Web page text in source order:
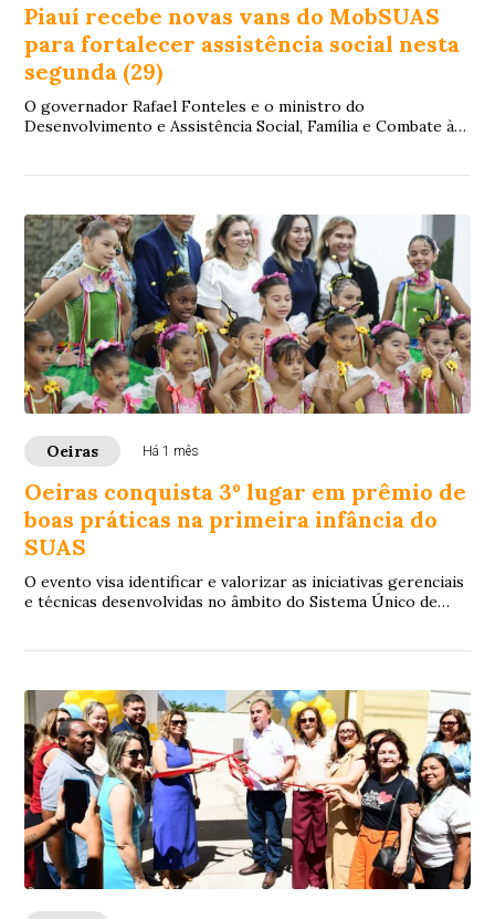
Piauí recebe novas vans do MobSUAS
para fortalecer assistência social nesta
segunda (29)
O governador Rafael Fonteles e o ministro do
Desenvolvimento e Assistência Social, Família e Combate à
Oeiras Há 1 mês
Oeiras conquista 3º lugar em prêmio de
boas práticas na primeira infância do
SUAS
O evento visa identificar e valorizar as iniciativas gerenciais
e técnicas desenvolvidas no âmbito do Sistema Único de